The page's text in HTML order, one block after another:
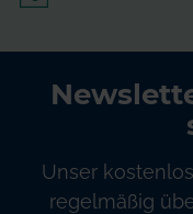
Unser
regelmäßig